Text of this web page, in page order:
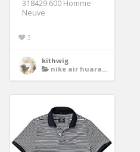
318429 600 Homme
Neuve
3
kithwig
nike air huarache homme